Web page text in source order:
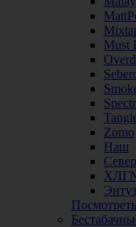
Must
Zomo
Наш